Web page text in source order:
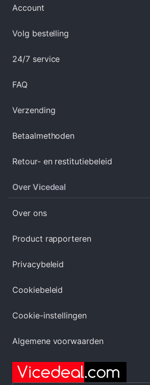
Account
Volg bestelling
24/7 service
FAQ
Verzending
Betaalmethoden
Retour- en restitutiebeleid
Over Vicedeal
Over ons
Product rapporteren
Privacybeleid
Cookiebeleid
Cookie-instellingen
Algemene voorwaarden